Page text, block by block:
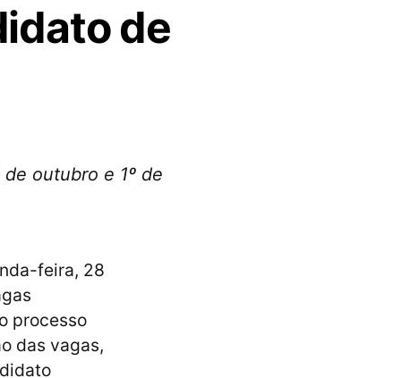
de
outubro e 1º de
feira, 28
processo
das vagas,